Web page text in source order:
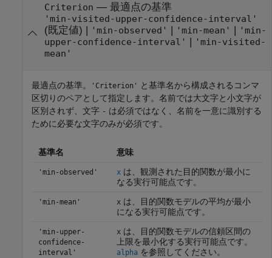
Criterion — 最適点の基準
'min-visited-upper-confidence-interval'
(既定値) | 'min-observed' | 'min-mean' |
'min-
upper-confidence-interval'
|
'min-visited-
mean'
最適点の基準。 'Criterion'
と基準名から構成されるコンマ
区切りのペアとして指定します。名前では大文字と小文字が
区別されず、文字 - は必須ではなく、名前を一意に識別する
ために必要な文字のみが必須です。
基準名 意味
'min-observed' xは、観測された目的関数が最小に
なる実行可能点です。
'min-mean' xは、目的関数モデルの平均が最小
になる実行可能点です。
'min-upper-
confidence-
interval'
xは、目的関数モデルの信頼区間の
上限を最小化する実行可能点です。
alphaを参照してください。